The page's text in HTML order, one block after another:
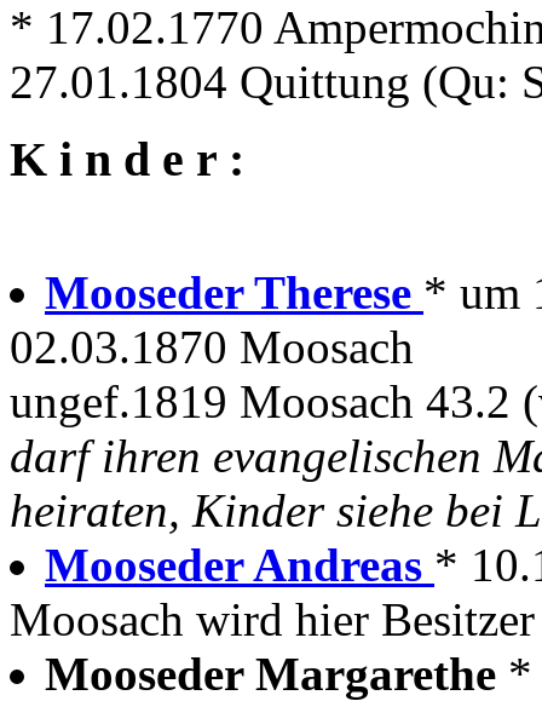
* 17.02.1770
27.01.1804 Quittung (Qu:
K i n d e r :
Mooseder Therese * um
02.03.1870 Moosach
ungef.1819 Moosach 43.2
darf ihren evangelischen
heiraten, Kinder siehe bei
Mooseder Andreas *
Moosach wird hier Besitzer
Mooseder Margarethe *